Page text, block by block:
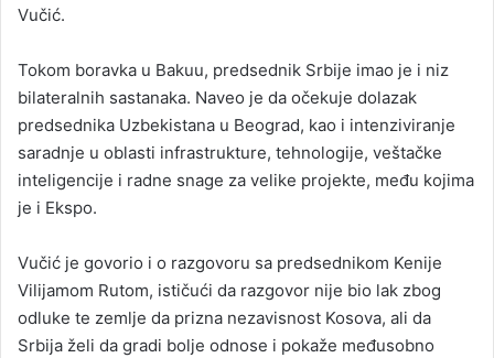
Vučić.
Tokom boravka u Bakuu, predsednik Srbije imao je i niz
bilateralnih sastanaka. Naveo je da očekuje dolazak
predsednika Uzbekistana u Beograd, kao i intenziviranje
saradnje u oblasti infrastrukture, tehnologije, veštačke
inteligencije i radne snage za velike projekte, među kojima
je i Ekspo.
Vučić je govorio i o razgovoru sa predsednikom Kenije
Vilijamom Rutom, ističući da razgovor nije bio lak zbog
odluke te zemlje da prizna nezavisnost Kosova, ali da
Srbija želi da gradi bolje odnose i pokaže međusobno